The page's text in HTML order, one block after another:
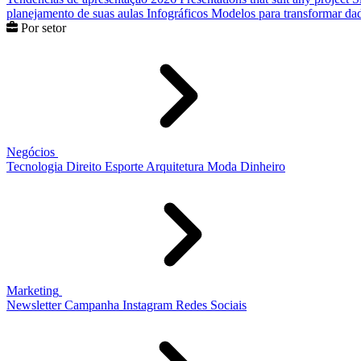
planejamento de suas aulas Infográficos Modelos para transformar
Por setor
Negócios
Tecnologia Direito Esporte Arquitetura Moda Dinheiro
Marketing
Newsletter Campanha Instagram Redes Sociais